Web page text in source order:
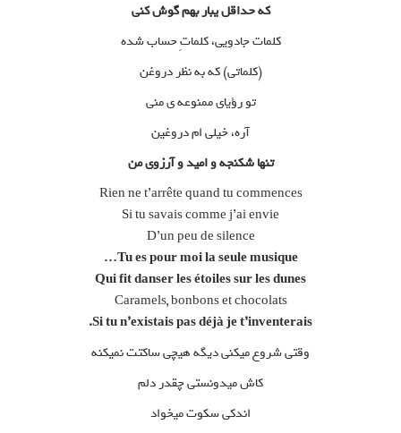
که حداقل یبار بهم گوش کنی
کلمات جادویی، کلماتِ حساب شده
(کلماتی) که به نظر دروغن
تو رؤیای ممنوعه ی منی
آره، خیلی ام دروغین
تنها شکنجه و امید و آرزوی من
Rien ne t’arrête quand tu commences
Si tu savais comme j’ai envie
D’un peu de silence
Tu es pour moi la seule musique…
Qui fit danser les étoiles sur les dunes
Caramels, bonbons et chocolats
Si tu n’existais pas déjà je t’inventerais.
وقتی شروع میکنی دیگه هیچی ساکتت نمیکنه
کاش میدونستی چقدر دلم
اندکی سکوت میخواد